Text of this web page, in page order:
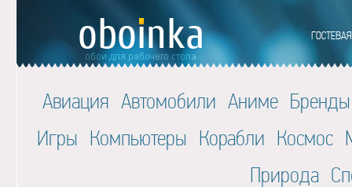
Авиация Автомобили Аниме Бренды
Игры Компьютеры Корабли Космос
Природа